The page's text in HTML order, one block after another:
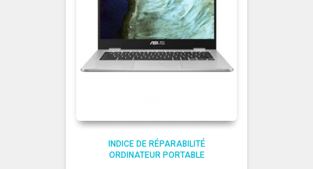
INDICE DE RÉPARABILITÉ
ORDINATEUR PORTABLE